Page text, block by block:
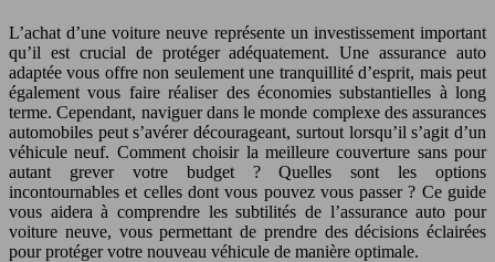
L’achat d’une voiture neuve représente un investissement important
qu’il est crucial de protéger adéquatement. Une assurance auto
adaptée vous offre non seulement une tranquillité d’esprit, mais peut
également vous faire réaliser des économies substantielles à long
terme. Cependant, naviguer dans le monde complexe des assurances
automobiles peut s’avérer décourageant, surtout lorsqu’il s’agit d’un
véhicule neuf. Comment choisir la meilleure couverture sans pour
autant grever votre budget ? Quelles sont les options
incontournables et celles dont vous pouvez vous passer ? Ce guide
vous aidera à comprendre les subtilités de l’assurance auto pour
voiture neuve, vous permettant de prendre des décisions éclairées
pour protéger votre nouveau véhicule de manière optimale.